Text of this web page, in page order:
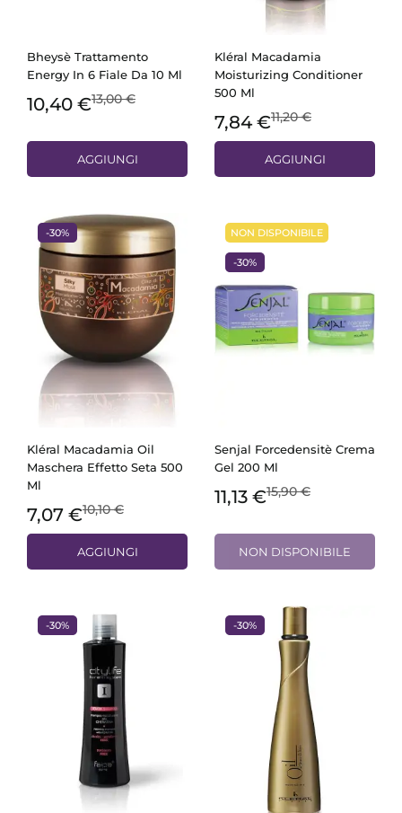
Bheysè Trattamento
Energy In 6 Fiale Da 10 Ml
10,40 €13,00 €
AGGIUNGI
Kléral Macadamia
Moisturizing Conditioner
500 Ml
7,84 €11,20 €
AGGIUNGI
Kléral Macadamia Oil
Maschera Effetto Seta 500
Ml
7,07 €10,10 €
AGGIUNGI
-30%
Senjal Forcedensitè Crema
Gel 200 Ml
11,13 €15,90 €
NON DISPONIBILE
NON DISPONIBILE
-30%
-30% -30%